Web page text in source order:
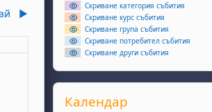
▶︎
5 априлнеделя, 6 април
Скриване категория събития
Скриване курс събития
Скриване група събития
Скриване потребител събития
Скриване други събития
Прескочи Календар
Календар